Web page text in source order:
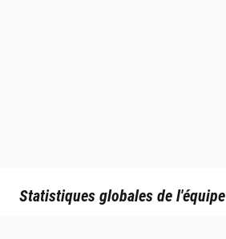
Statistiques globales de l'équipe